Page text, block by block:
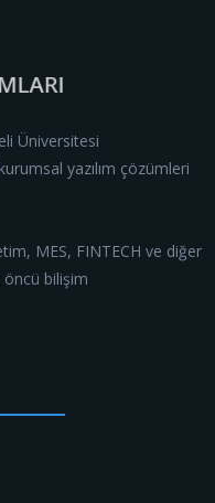
Üniversitesi
yazılım çözümleri
MES, FINTECH ve diğer
öncü bilişim